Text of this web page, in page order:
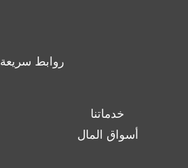
روابط سريعة
خدماتنا
أسواق المال